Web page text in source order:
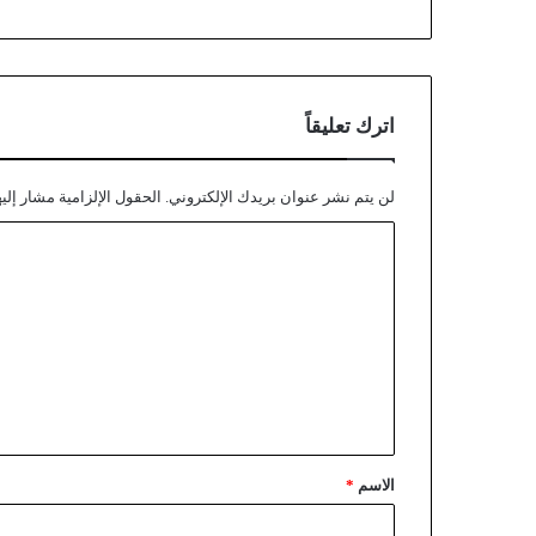
اترك تعليقاً
لن يتم نشر عنوان بريدك الإلكتروني. الحقول الإلزامية مشار
الاسم *